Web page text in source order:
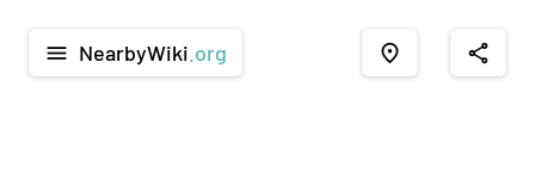
menu NearbyWiki .org place share